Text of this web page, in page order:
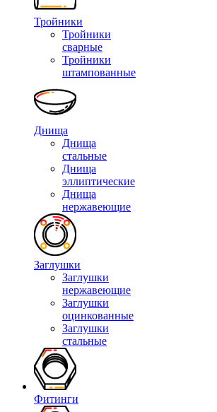
Тройники
Тройники
сварные
Тройники
штампованные
Днища
Днища
стальные
Днища
эллиптические
Днища
нержавеющие
Заглушки
Заглушки
нержавеющие
Заглушки
оцинкованные
Заглушки
стальные
Фитинги